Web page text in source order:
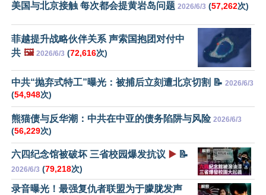
美国与北京接触 每次都会提黄岩岛问题 2026/6/3 (57,262次)
菲越提升战略伙伴关系 声索国抱团对付中
共 🖼️ 2026/6/3 (72,616次)
中共“抛弃式特工”曝光：被捕后立刻遭北京切割 📝 2026/6/3
(54,948次)
熊猫债与反华潮：中共在中亚的债务陷阱与风险 2026/6/3
(56,229次)
六四纪念馆被破坏 三省校园爆发抗议 ▶️ 📝
2026/6/3 (79,218次)
录音曝光！最强复仇者联盟为于朦胧发声